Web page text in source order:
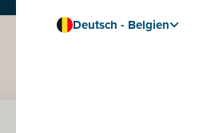
Deutsch - Belgien